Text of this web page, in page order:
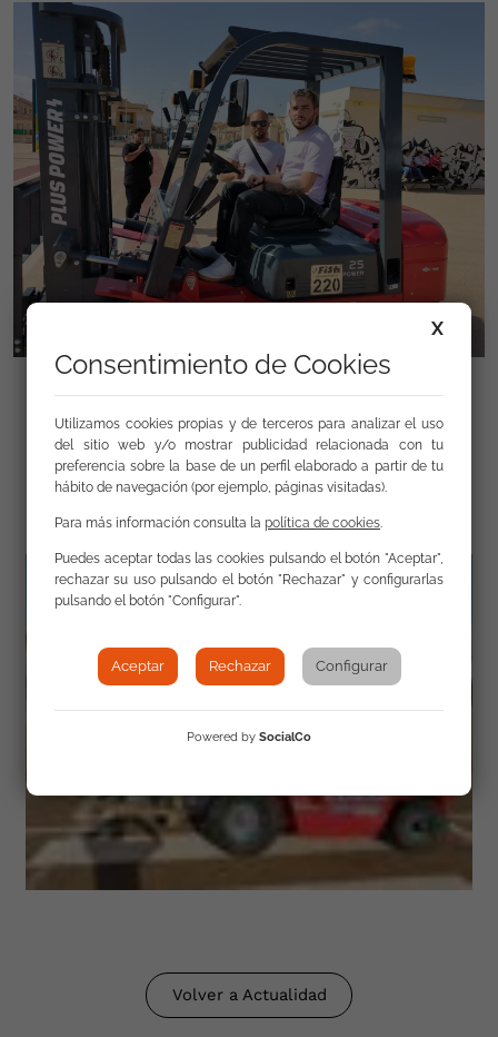
Galería
Volver a Actualidad
X
Consentimiento de Cookies
Utilizamos cookies propias y de terceros para analizar el uso
del sitio web y/o mostrar publicidad relacionada con tu
preferencia sobre la base de un perfil elaborado a partir de tu
hábito de navegación (por ejemplo, páginas visitadas).
Para más información consulta la política de cookies
Puedes aceptar todas las cookies pulsando el botón "Aceptar",
rechazar su uso pulsando el botón "Rechazar" y configurarlas
pulsando el botón "Configurar".
Aceptar Rechazar Configurar
Powered by SocialCo